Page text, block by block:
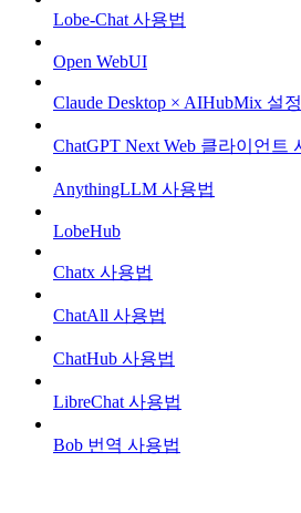
Lobe-Chat 사용법
Open WebUI
Claude Desktop × AIHubMix 설
ChatGPT Next Web 클라이언트
AnythingLLM 사용법
LobeHub
Chatx 사용법
ChatAll 사용법
ChatHub 사용법
LibreChat 사용법
Bob 번역 사용법